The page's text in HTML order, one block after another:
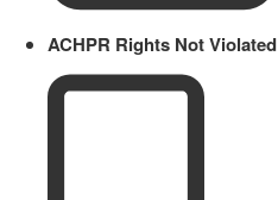
ACHPR Rights Not Violated